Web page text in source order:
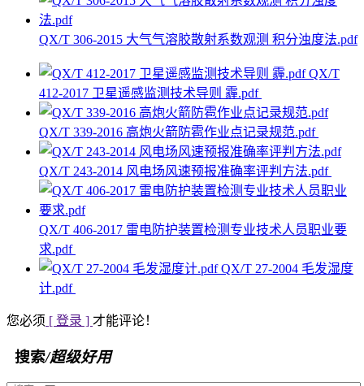
QX/T 306-2015 大气气溶胶散射系数观测 积分浊度法.pdf
QX/T
412-2017 卫星遥感监测技术导则 霾.pdf
QX/T 339-2016 高炮火箭防雹作业点记录规范.pdf
QX/T 243-2014 风电场风速预报准确率评判方法.pdf
QX/T 406-2017 雷电防护装置检测专业技术人员职业要
求.pdf
QX/T 27-2004 毛发湿度
计.pdf
您必须 [ 登录 ] 才能评论！
搜索/超级好用